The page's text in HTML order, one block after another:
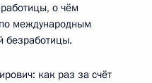
о чём
международным
безработицы.
как раз за счёт